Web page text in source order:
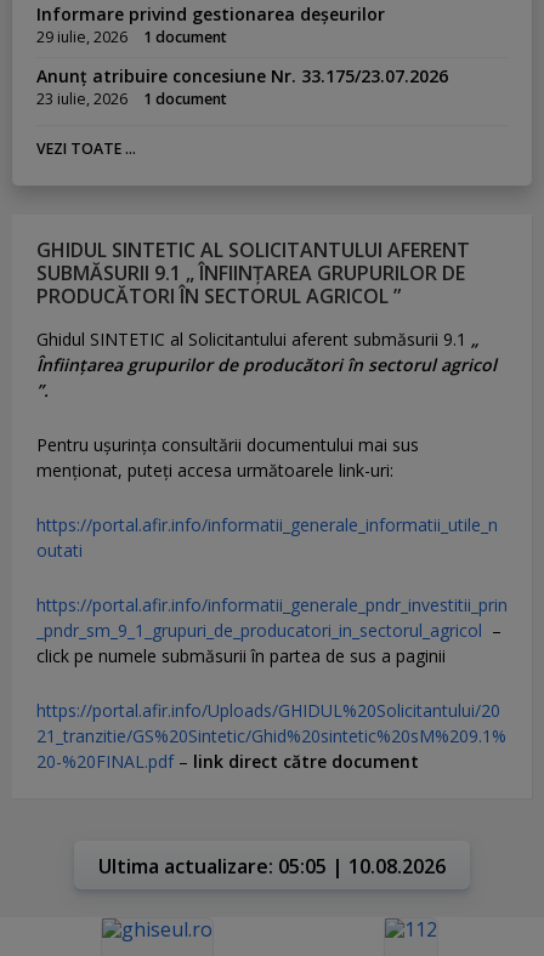
Informare privind gestionarea deșeurilor
29 iulie, 2026 1 document
Anunț atribuire concesiune Nr. 33.175/23.07.2026
23 iulie, 2026 1 document
VEZI TOATE ...
GHIDUL SINTETIC AL SOLICITANTULUI AFERENT
SUBMĂSURII 9.1 „ ÎNFIINȚAREA GRUPURILOR DE
PRODUCĂTORI ÎN SECTORUL AGRICOL ”
Ghidul SINTETIC al Solicitantului aferent submăsurii 9.1 „
Înființarea grupurilor de producători în sectorul agricol
”.
Pentru uşurinţa consultării documentului mai sus
menţionat, puteţi accesa următoarele link-uri:
https://portal.afir.info/informatii_generale_informatii_utile_n
outati
https://portal.afir.info/informatii_generale_pndr_investitii_prin
_pndr_sm_9_1_grupuri_de_producatori_in_sectorul_agricol –
click pe numele submăsurii în partea de sus a paginii
https://portal.afir.info/Uploads/GHIDUL%20Solicitantului/20
21_tranzitie/GS%20Sintetic/Ghid%20sintetic%20sM%209.1%
20-%20FINAL.pdf– link direct către document
Ultima actualizare: 05:05 | 10.08.2026